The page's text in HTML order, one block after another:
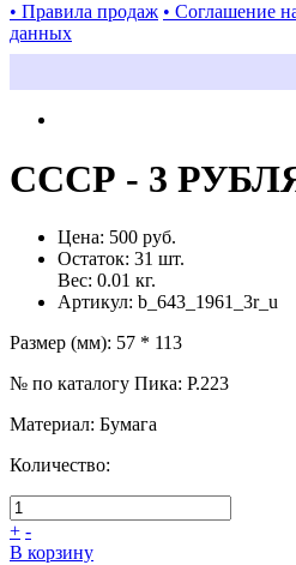
• Правила продаж • Соглашение
данных
СССР - 3
Цена: 500 руб.
Остаток: 31 шт.
Вес: 0.01 кг.
Артикул: b_643_1961_3r_u
Размер (мм): 57 * 113
№ по каталогу Пика: P.223
Материал: Бумага
Количество:
+ -
В корзину